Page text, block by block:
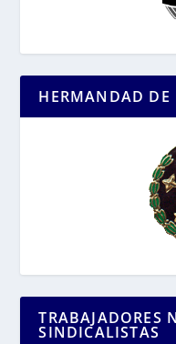
HERMANDAD DE
TRABAJADORES
SINDICALISTAS